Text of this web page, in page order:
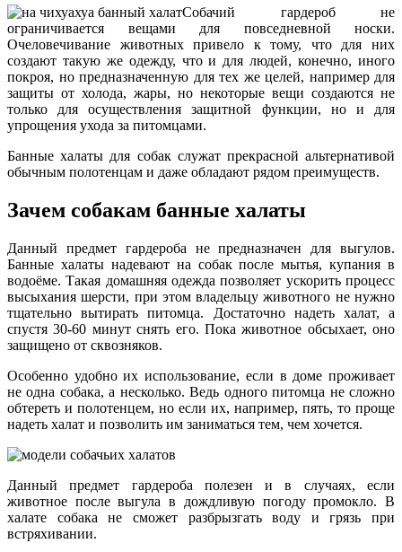
Собачий гардероб не
ограничивается вещами для повседневной носки.
Очеловечивание животных привело к тому, что для них
создают такую же одежду, что и для людей, конечно, иного
покроя, но предназначенную для тех же целей, например для
защиты от холода, жары, но некоторые вещи создаются не
только для осуществления защитной функции, но и для
упрощения ухода за питомцами.
Банные халаты для собак служат прекрасной альтернативой
обычным полотенцам и даже обладают рядом преимуществ.
Зачем собакам банные халаты
Данный предмет гардероба не предназначен для выгулов.
Банные халаты надевают на собак после мытья, купания в
водоёме. Такая домашняя одежда позволяет ускорить процесс
высыхания шерсти, при этом владельцу животного не нужно
тщательно вытирать питомца. Достаточно надеть халат, а
спустя 30-60 минут снять его. Пока животное обсыхает, оно
защищено от сквозняков.
Особенно удобно их использование, если в доме проживает
не одна собака, а несколько. Ведь одного питомца не сложно
обтереть и полотенцем, но если их, например, пять, то проще
надеть халат и позволить им заниматься тем, чем хочется.
Данный предмет гардероба полезен и в случаях, если
животное после выгула в дождливую погоду промокло. В
халате собака не сможет разбрызгать воду и грязь при
встряхивании.